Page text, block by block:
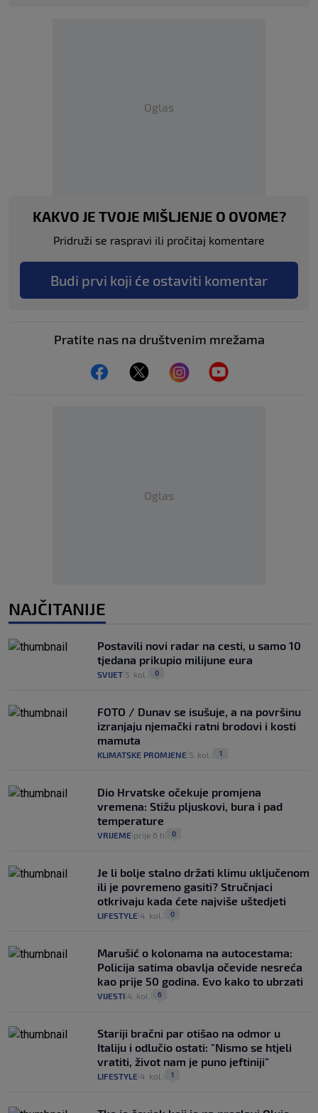
Oglas
KAKVO JE TVOJE MIŠLJENJE O OVOME?
Pridruži se raspravi ili pročitaj komentare
Budi prvi koji će ostaviti komentar
Pratite nas na društvenim mrežama
Oglas
NAJČITANIJE
Postavili novi radar na cesti, u samo 10
tjedana prikupio milijune eura
SVIJET 5. kol. 0
FOTO / Dunav se isušuje, a na površinu
izranjaju njemački ratni brodovi i kosti
mamuta
KLIMATSKE PROMJENE 5. kol. 1
Dio Hrvatske očekuje promjena
vremena: Stižu pljuskovi, bura i pad
temperature
VRIJEME prije 6 h 0
Je li bolje stalno držati klimu uključenom
ili je povremeno gasiti? Stručnjaci
otkrivaju kada ćete najviše uštedjeti
LIFESTYLE 4. kol. 0
Marušić o kolonama na autocestama:
Policija satima obavlja očevide nesreća
kao prije 50 godina. Evo kako to ubrzati
VIJESTI 4. kol. 6
Stariji bračni par otišao na odmor u
Italiju i odlučio ostati: "Nismo se htjeli
vratiti, život nam je puno jeftiniji"
LIFESTYLE 4. kol. 1